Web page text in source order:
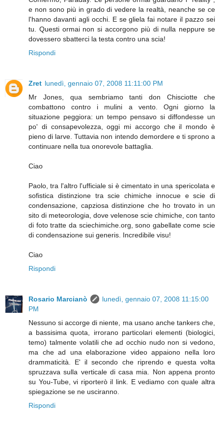
e non sono più in grado di vedere la realtà, neanche se ce
l'hanno davanti agli occhi. E se gliela fai notare il pazzo sei
tu. Questi ormai non si accorgono più di nulla neppure se
dovessero sbatterci la testa contro una scia!
Rispondi
Zret lunedì, gennaio 07, 2008 11:11:00 PM
Mr Jones, qua sembriamo tanti don Chisciotte che
combattono contro i mulini a vento. Ogni giorno la
situazione peggiora: un tempo pensavo si diffondesse un
po' di consapevolezza, oggi mi accorgo che il mondo è
pieno di larve. Tuttavia non intendo demordere e ti sprono a
continuare nella tua onorevole battaglia.
Ciao
Paolo, tra l'altro l'ufficiale si è cimentato in una spericolata e
sofistica distinzione tra scie chimiche innocue e scie di
condensazione, capziosa distinzione che ho trovato in un
sito di meteorologia, dove velenose scie chimiche, con tanto
di foto tratte da sciechimiche.org, sono gabellate come scie
di condensazione sui generis. Incredibile visu!
Ciao
Rispondi
Rosario Marcianò
lunedì, gennaio 07, 2008 11:15:00
PM
Nessuno si accorge di niente, ma usano anche tankers che,
a bassisima quota, irrorano particolari elementi (biologici,
temo) talmente volatili che ad occhio nudo non si vedono,
ma che ad una elaborazione video appaiono nella loro
drammaticità. E' il secondo che riprendo e questa volta
spruzzava sulla verticale di casa mia. Non appena pronto
su You-Tube, vi riporterò il link. E vediamo con quale altra
spiegazione se ne usciranno.
Rispondi